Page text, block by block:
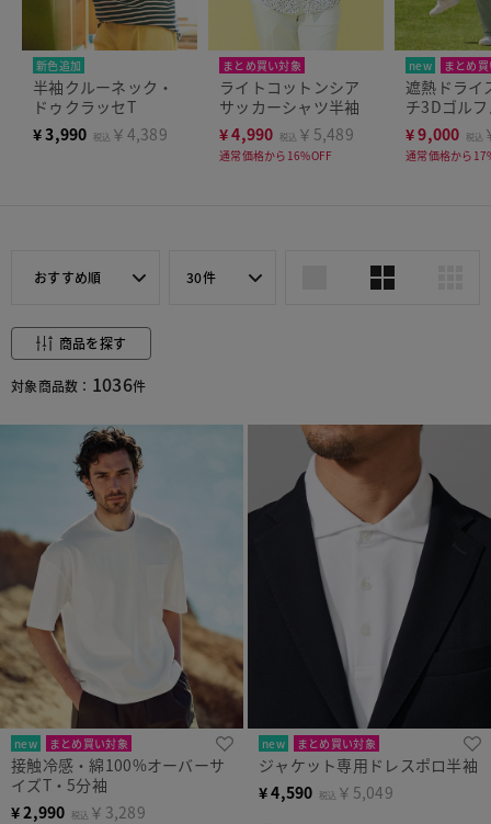
新色追加
まとめ買い対象
定番
半袖クルーネック・
ドゥクラッセT
¥3,990 税込 ￥4,389
まとめ買い対象
ライトコットンシア
サッカーシャツ半袖
¥4,990 税込 ￥5,489
通常価格から16%OFF
new まとめ
遮熱ドライ
チ3Dゴル
¥9,000 税込
通常価格から
おすすめ順 30件
商品を探す
対象商品数： 1036件
new まとめ買い対象
接触冷感・綿100%オーバーサ
イズT・5分袖
¥2,990 税込 ￥3,289
new まとめ買い対象
ジャケット専用ドレスポロ半袖
¥4,590 税込 ￥5,049